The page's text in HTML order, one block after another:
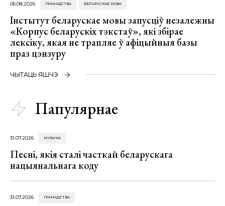
06.08.2026 ГРАМАДСТВА БЕЛАРУСКАЯ МОВА
Інстытут беларускае мовы запусціў незалежны
«Корпус беларускіх тэкстаў», які збірае
лексіку, якая не трапляе ў афіцыйныя базы
праз цэнзуру
ЧЫТАЦЬ ЯШЧЭ
Папулярнае
31.07.2026 МУЗЫКА
Песні, якія сталі часткай беларускага
нацыянальнага коду
31.07.2026 ГРАМАДСТВА